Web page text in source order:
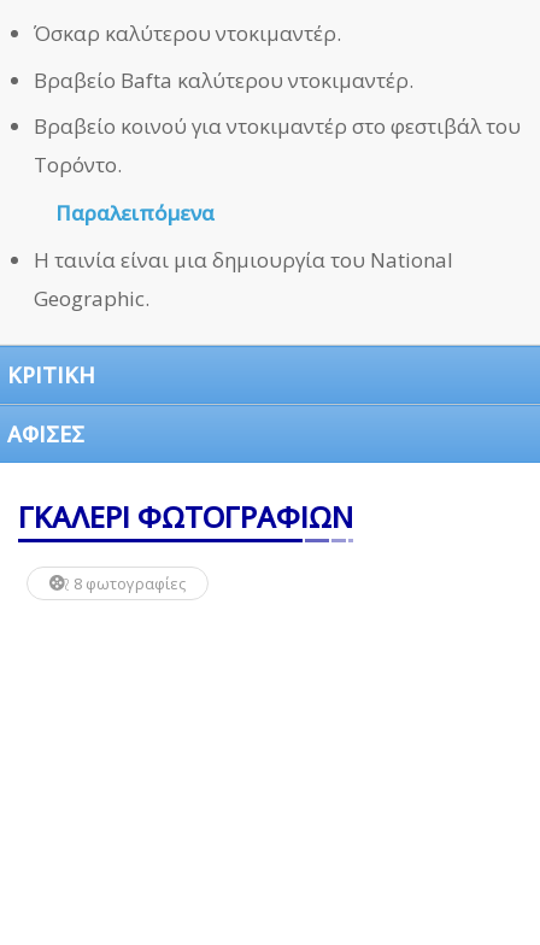
Όσκαρ καλύτερου ντοκιμαντέρ.
Βραβείο Bafta καλύτερου ντοκιμαντέρ.
Βραβείο κοινού για ντοκιμαντέρ στο φεστιβάλ του
Τορόντο.
Παραλειπόμενα
Η ταινία είναι μια δημιουργία του National
Geographic.
ΚΡΙΤΙΚΗ
ΑΦΙΣΕΣ
ΓΚΑΛΕΡΙ ΦΩΤΟΓΡΑΦΙΩΝ
8 φωτογραφίες